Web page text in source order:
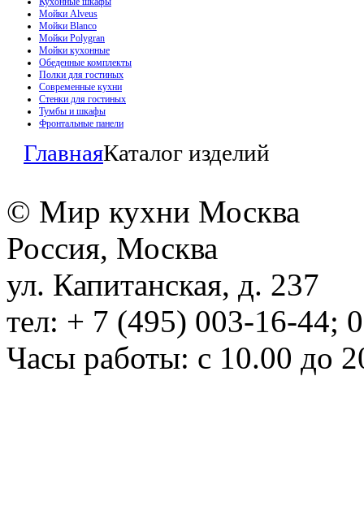
Мойки Alveus
Мойки Blanco
Мойки Polygran
Мойки кухонные
Обеденные комплекты
Полки для гостиных
Современные кухни
Стенки для гостиных
Тумбы и шкафы
Фронтальные панели
ГлавнаяКаталог изделий
© Мир кухни Москва
Россия, Москва
ул. Капитанская, д. 237
тел: + 7 (495) 003-16-44;
Часы работы: с 10.00 до